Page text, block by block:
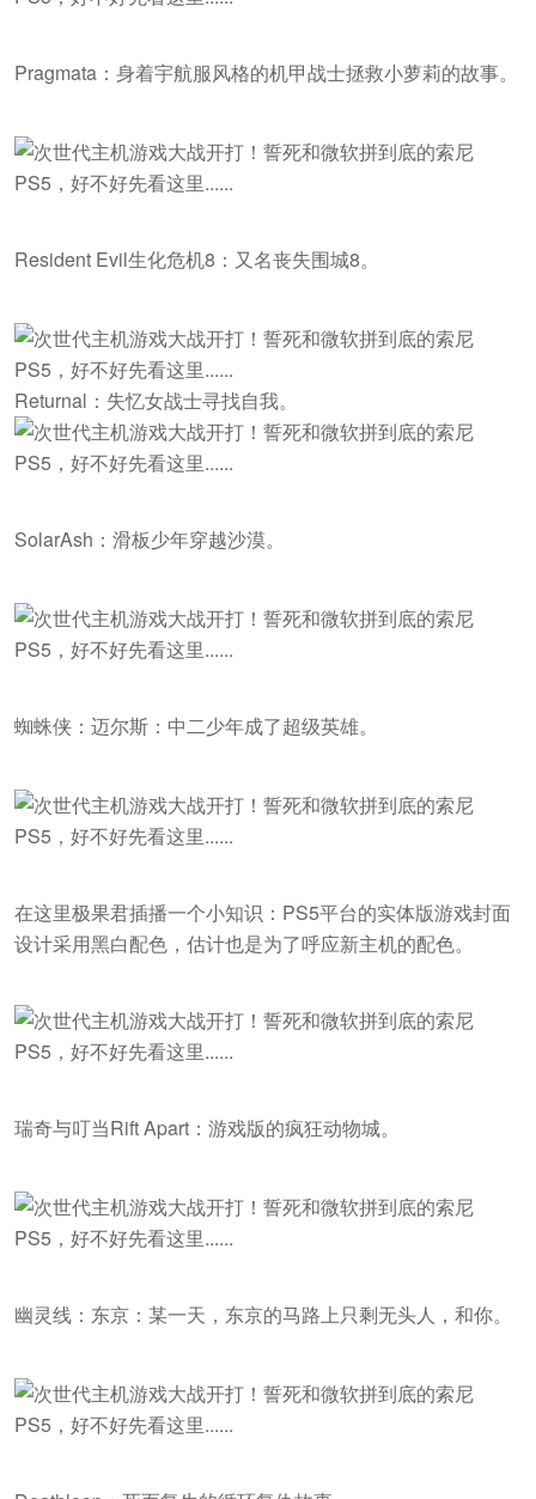
Pragmata：身着宇航服风格的机甲战士拯救小萝莉的故事。
Resident Evil生化危机8：又名丧失围城8。
Returnal：失忆女战士寻找自我。
SolarAsh：滑板少年穿越沙漠。
蜘蛛侠：迈尔斯：中二少年成了超级英雄。
在这里极果君插播一个小知识：PS5平台的实体版游戏封面
设计采用黑白配色，估计也是为了呼应新主机的配色。
瑞奇与叮当Rift Apart：游戏版的疯狂动物城。
幽灵线：东京：某一天，东京的马路上只剩无头人，和你。